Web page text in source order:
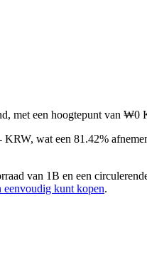
met een hoogtepunt van
wat een 81.42%
van 1B en een
kunt kopen.